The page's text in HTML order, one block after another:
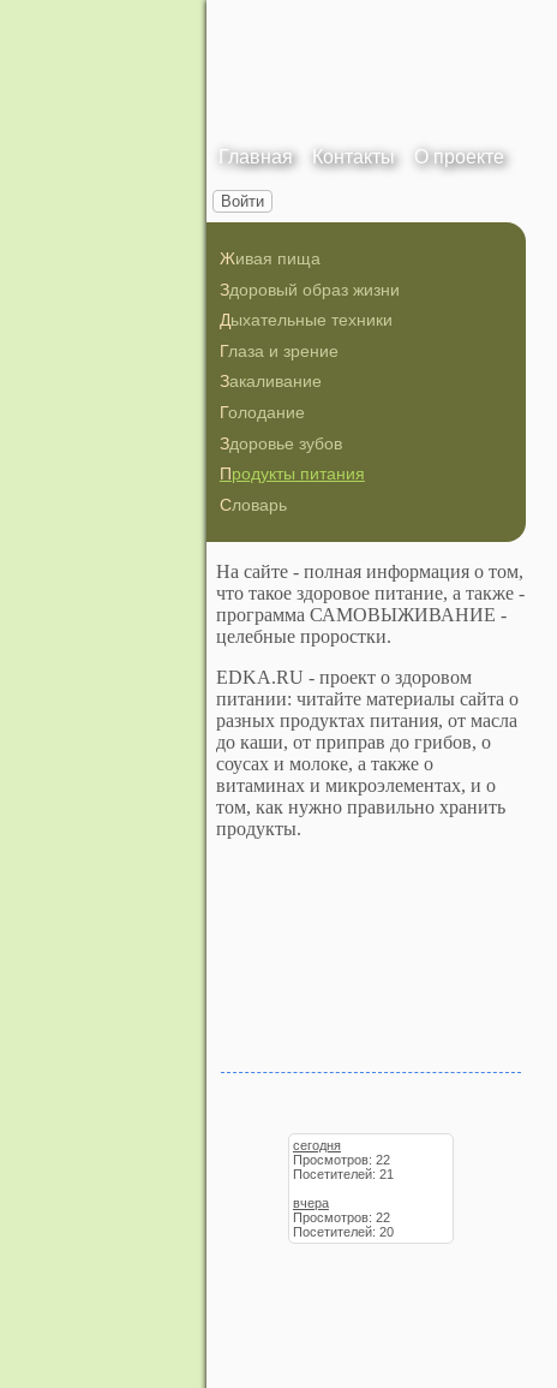
Главная Контакты О проекте
Войти
Живая пища
Здоровый образ жизни
Дыхательные техники
Глаза и зрение
Закаливание
Голодание
Здоровье зубов
Продукты питания
Словарь
На сайте - полная информация о том,
что такое здоровое питание, а также -
программа САМОВЫЖИВАНИЕ -
целебные проростки.
EDKA.RU - проект о здоровом
питании: читайте материалы сайта о
разных продуктах питания, от масла
до каши, от приправ до грибов, о
соусах и молоке, а также о
витаминах и микроэлементах, и о
том, как нужно правильно хранить
продукты.
сегодня
Просмотров: 22
Посетителей: 21
вчера
Просмотров: 22
Посетителей: 20